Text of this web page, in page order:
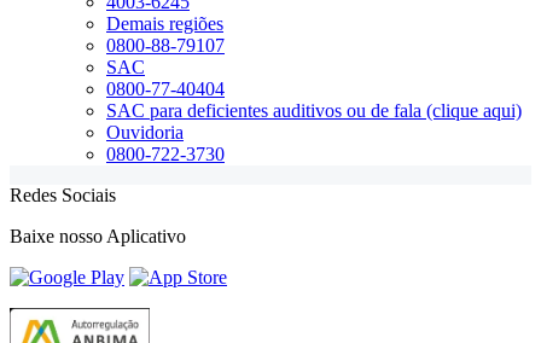
Demais regiões
0800-88-79107
SAC
0800-77-40404
SAC para deficientes auditivos ou de fala (clique aqui)
Ouvidoria
0800-722-3730
Redes Sociais
Baixe nosso Aplicativo